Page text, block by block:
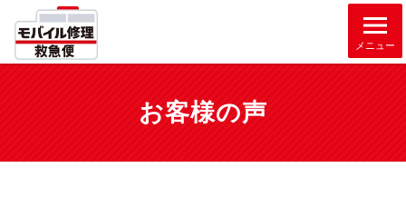
メニュー
お客様の声